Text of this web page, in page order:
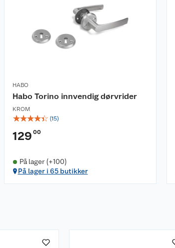
HABO
Habo Torino innvendig dørvrider
KROM
☆☆☆☆☆ (15)
129 00
På lager (+100)
På lager i 65 butikker